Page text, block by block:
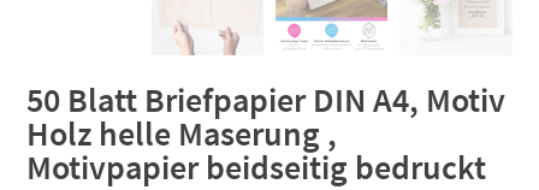
50 Blatt Briefpapier DIN A4, Motiv
Holz helle Maserung ,
Motivpapier beidseitig bedruckt